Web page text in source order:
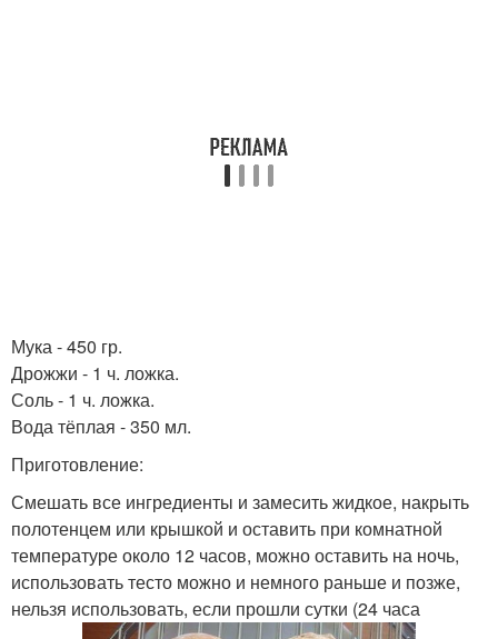
Мука - 450 гр.
Дрожжи - 1 ч. ложка.
Соль - 1 ч. ложка.
Вода тёплая - 350 мл.
Приготовление:
Смешать все ингредиенты и замесить жидкое, накрыть
полотенцем или крышкой и оставить при комнатной
температуре около 12 часов, можно оставить на ночь,
использовать тесто можно и немного раньше и позже,
нельзя использовать, если прошли сутки (24 часа